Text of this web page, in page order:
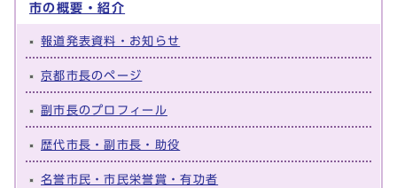
市の概要・紹介
報道発表資料・お知らせ
京都市長のページ
副市長のプロフィール
歴代市長・副市長・助役
名誉市民・市民栄誉賞・有功者